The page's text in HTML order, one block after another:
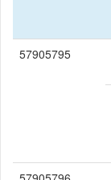
57905795